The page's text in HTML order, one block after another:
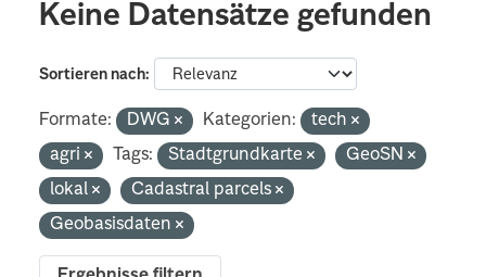
Keine Datensätze gefunden
Sortieren nach
Formate: DWG Kategorien:
tech
agri
Tags: Stadtgrundkarte
GeoSN
lokal
Cadastral parcels
Geobasisdaten